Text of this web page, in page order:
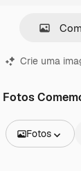
Crie uma
Fotos
Fotos